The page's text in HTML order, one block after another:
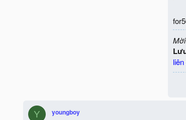
Y youngboy